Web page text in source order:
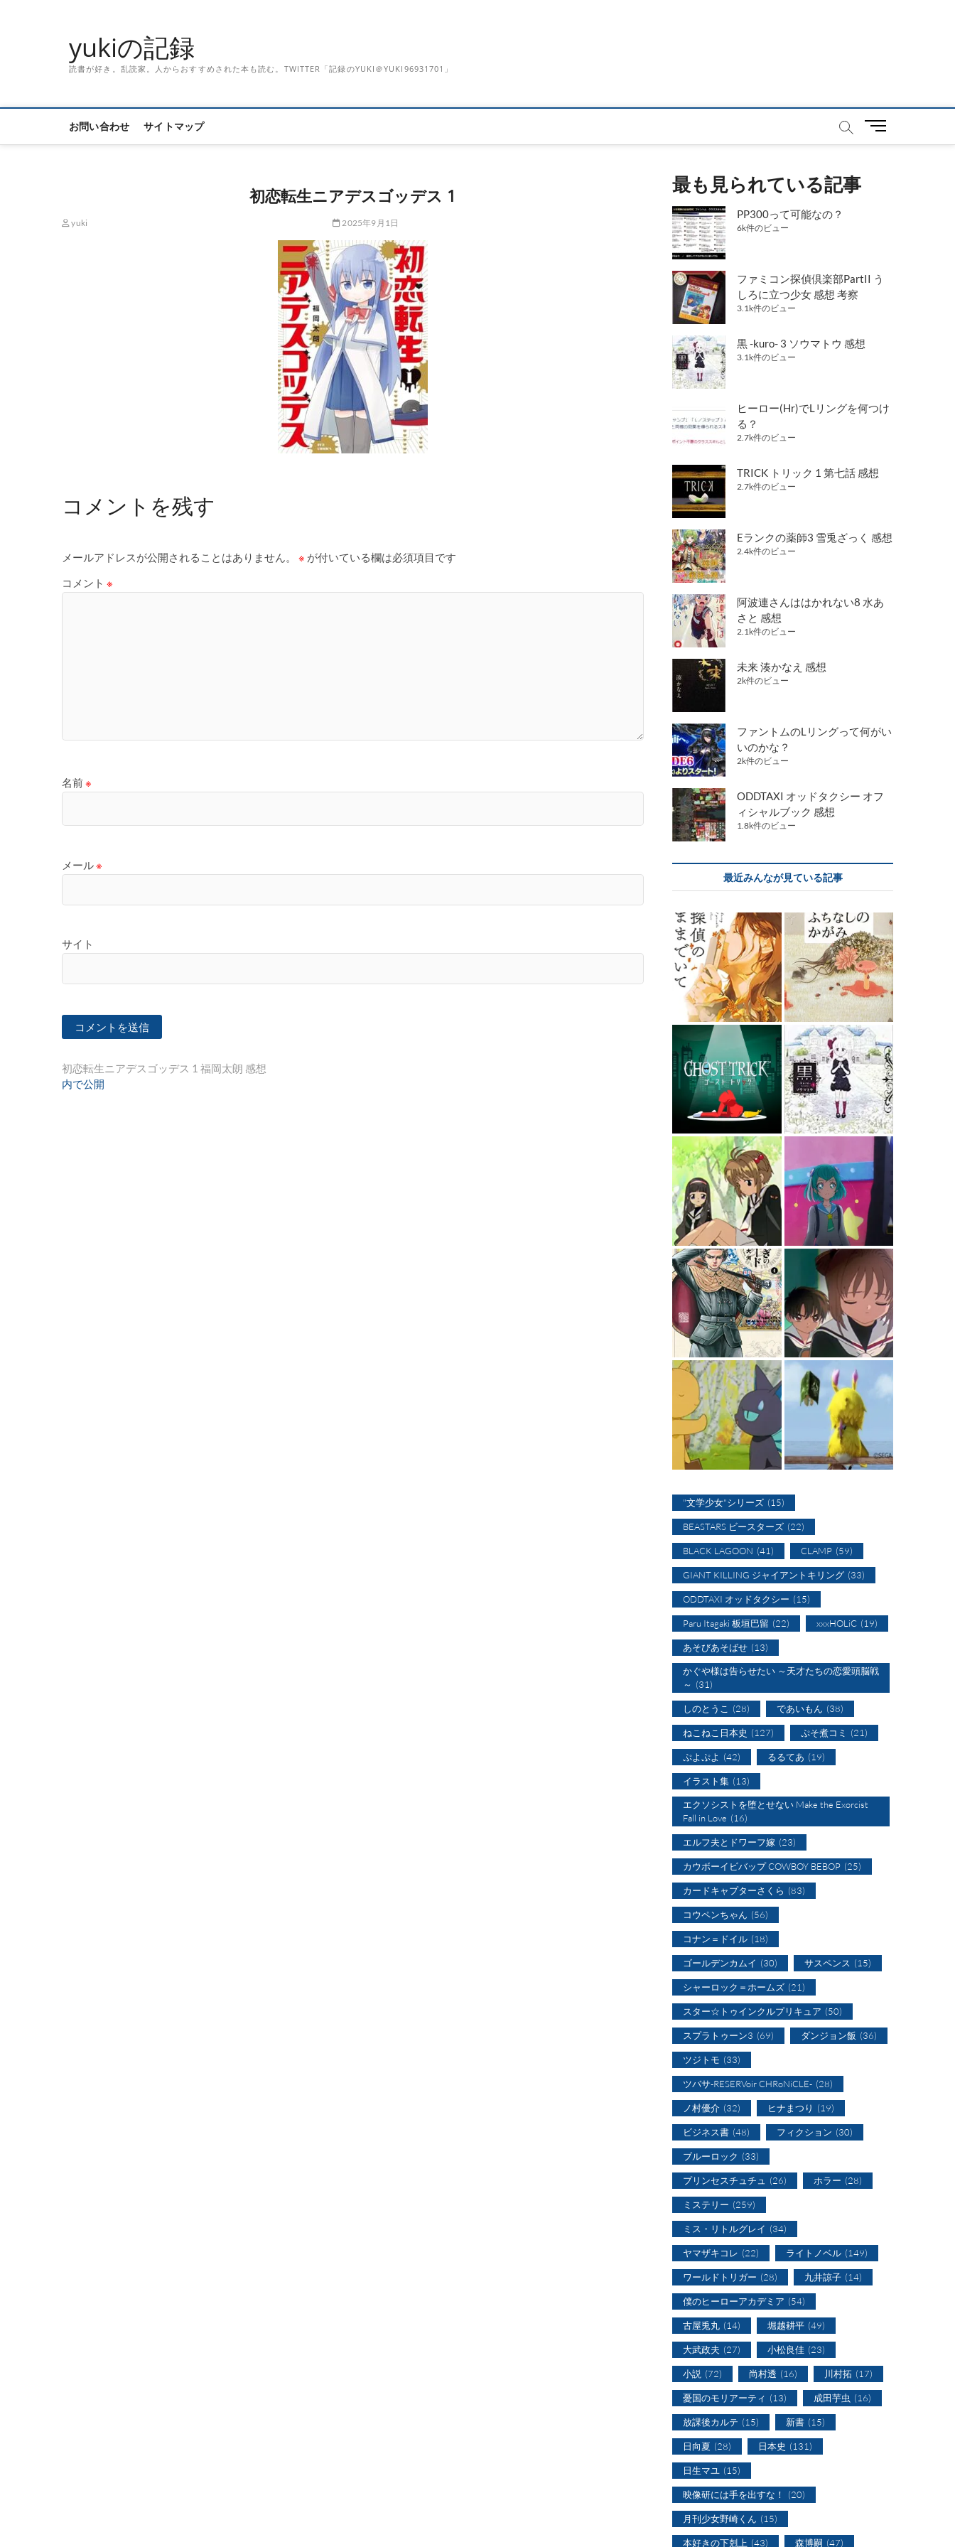
yukiの記録
読書が好き。乱読家。人からおすすめされた本も読む。TWITTER「記録のYUKI＠YUKI96931701」
お問い合わせ サイトマップ
メ
初恋転生ニアデスゴッデス 1
yuki 2025年9月1日
コメントを残す
メールアドレスが公開されることはありません。 ※ が付いている欄は必須項目です
コメント ※
名前※
メール※
サイト
投
稿
初恋転生ニアデスゴッデス 1 福岡太朗 感想
内で公開
最も見られている記事
PP300って可能なの？
6k件のビュー
ファミコン探偵倶楽部PartII う
しろに立つ少女 感想 考察
3.1k件のビュー
黒 -kuro- 3 ソウマトウ 感想
3.1k件のビュー
ヒーロー(Hr)でLリングを何つけ
る？
2.7k件のビュー
TRICK トリック 1 第七話 感想
2.7k件のビュー
Eランクの薬師3 雪兎ざっく 感想
2.4k件のビュー
阿波連さんははかれない8 水あ
さと 感想
2.1k件のビュー
未来 湊かなえ 感想
2k件のビュー
ファントムのLリングって何がい
いのかな？
2k件のビュー
ODDTAXI オッドタクシー オフ
ィシャルブック 感想
1.8k件のビュー
最近みんなが見ている記事
"文学少女"シリーズ (15)
BEASTARS ビースターズ (22)
BLACK LAGOON (41) CLAMP (59)
GIANT KILLING ジャイアントキリング (33)
ODDTAXI オッドタクシー (15)
Paru Itagaki 板垣巴留 (22) xxxHOLiC (19)
あそびあそばせ (13)
かぐや様は告らせたい ～天才たちの恋愛頭脳戦
～ (31)
しのとうこ (28) であいもん (38)
ねこねこ日本史 (127) ぷそ煮コミ (21)
ぷよぷよ (42) るるてあ (19)
イラスト集 (13)
エクソシストを堕とせない Make the Exorcist
Fall in Love (16)
エルフ夫とドワーフ嫁 (23)
カウボーイビバップ COWBOY BEBOP (25)
カードキャプターさくら (83)
コウペンちゃん (56)
コナン＝ドイル (18)
ゴールデンカムイ (30) サスペンス (15)
シャーロック＝ホームズ (21)
スター☆トゥインクルプリキュア (50)
スプラトゥーン3 (69) ダンジョン飯 (36)
ツジトモ (33)
ツバサ-RESERVoir CHRoNiCLE- (28)
ノ村優介 (32) ヒナまつり (19)
ビジネス書 (48) フィクション (30)
ブルーロック (33)
プリンセスチュチュ (26) ホラー (28)
ミステリー (259)
ミス・リトルグレイ (34)
ヤマザキコレ (22) ライトノベル (149)
ワールドトリガー (28) 九井諒子 (14)
僕のヒーローアカデミア (54)
古屋兎丸 (14) 堀越耕平 (49)
大武政夫 (27) 小松良佳 (23)
小説 (72) 尚村透 (16) 川村拓 (17)
憂国のモリアーティ (13) 成田芋虫 (16)
放課後カルテ (15) 新書 (15)
日向夏 (28) 日本史 (131)
日生マユ (15)
映像研には手を出すな！ (20)
月刊少女野崎くん (15)
本好きの下剋上 (43) 森博嗣 (47)